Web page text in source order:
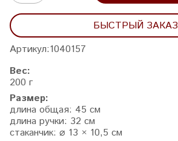
БЫСТРЫЙ ЗАКАЗ
Артикул:1040157
Вес:
200 г
Размер:
длина общая: 45 см
длина ручки: 32 см
стаканчик: ⌀ 13 × 10,5 см